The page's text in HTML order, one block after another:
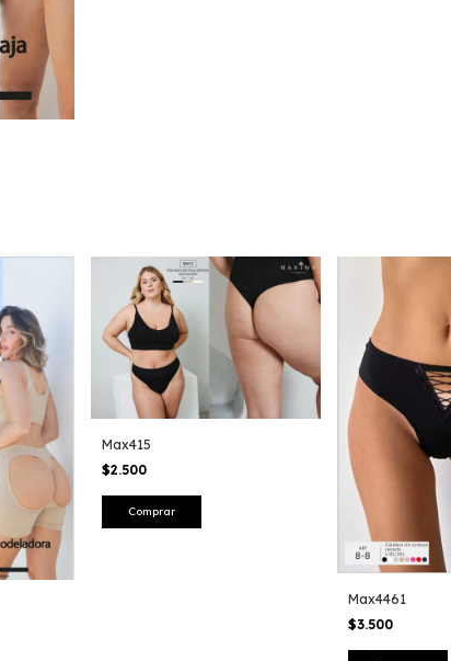
Max415
$2.500
Comprar
Max4461
$3.500